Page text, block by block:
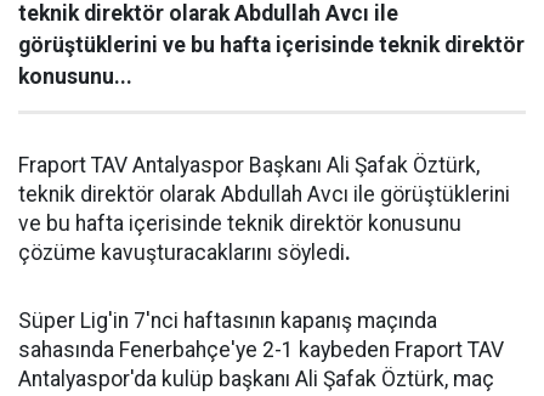
teknik direktör olarak Abdullah Avcı ile
görüştüklerini ve bu hafta içerisinde teknik direktör
konusunu...
Fraport TAV Antalyaspor Başkanı Ali Şafak Öztürk,
teknik direktör olarak Abdullah Avcı ile görüştüklerini
ve bu hafta içerisinde teknik direktör konusunu
çözüme kavuşturacaklarını söyledi.
Süper Lig'in 7'nci haftasının kapanış maçında
sahasında Fenerbahçe'ye 2-1 kaybeden Fraport TAV
Antalyaspor'da kulüp başkanı Ali Şafak Öztürk, maç